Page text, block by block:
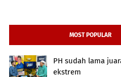
MOST POPULAR
PH sudah lama
ekstrem